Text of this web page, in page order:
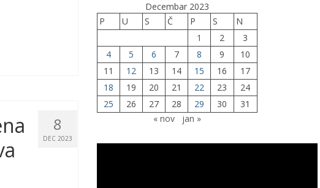
8
DEC 2023
Decembar 2023
P
U S Č P S
N
1
2
3
4
5 6 7 8 9
10
11
12 13 14 15 16
17
18
19 20 21 22 23
24
25
26 27 28 29 30
31
« nov
jan »